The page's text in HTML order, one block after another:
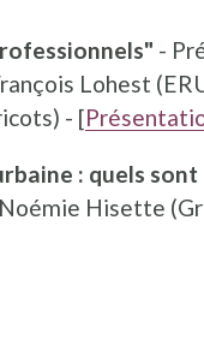
-
Lohest
- [
: quels sont
Hisette